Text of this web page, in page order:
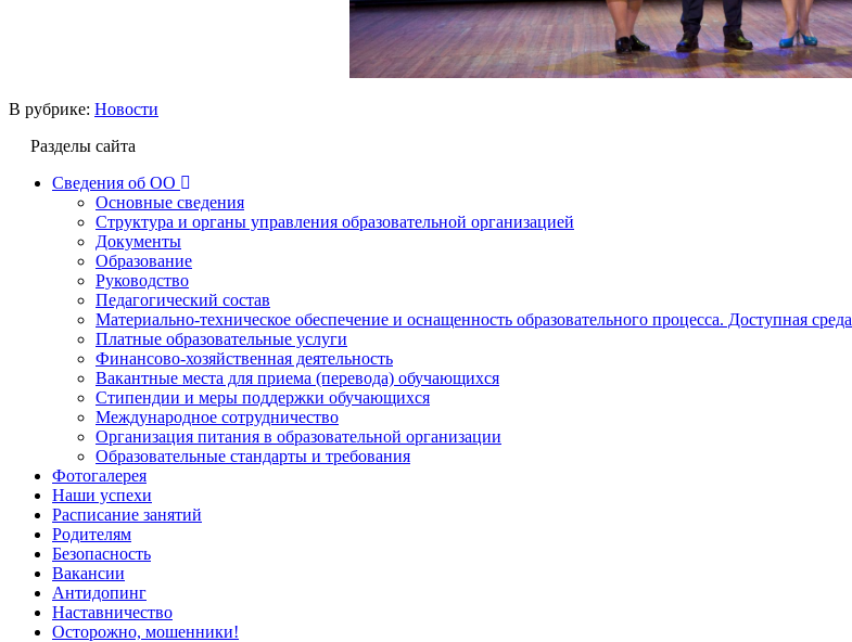
В рубрике: Новости
Разделы сайта
Сведения об ОО
Основные сведения
Структура и органы управления образовательной организацией
Документы
Образование
Руководство
Педагогический состав
Материально-техническое обеспечение и оснащенность образовательного процесса. Доступная среда
Платные образовательные услуги
Финансово-хозяйственная деятельность
Вакантные места для приема (перевода) обучающихся
Стипендии и меры поддержки обучающихся
Международное сотрудничество
Организация питания в образовательной организации
Образовательные стандарты и требования
Фотогалерея
Наши успехи
Расписание занятий
Родителям
Безопасность
Вакансии
Антидопинг
Наставничество
Осторожно, мошенники!